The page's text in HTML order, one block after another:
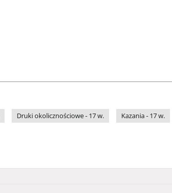
Druki okolicznościowe - 17 w. Kazania - 17 w.